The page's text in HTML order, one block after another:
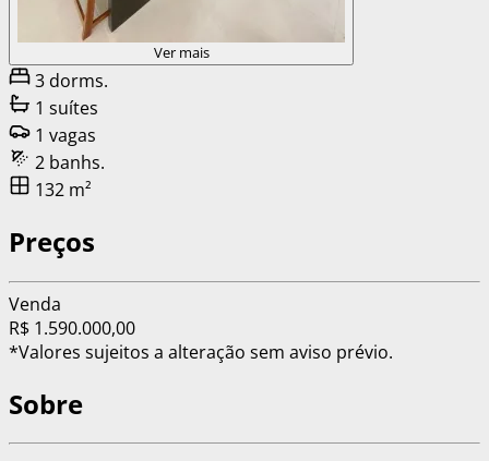
Ver mais
3 dorms.
1 suítes
1 vagas
2 banhs.
132 m²
Preços
Venda
R$ 1.590.000,00
*Valores sujeitos a alteração sem aviso prévio.
Sobre